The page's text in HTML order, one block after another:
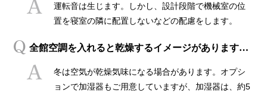
運転音は生じます。しかし、設計段階で機械室の位
置を寝室の隣に配置しないなどの配慮をします。
全館空調を入れると乾燥するイメージがあります…
冬は空気が乾燥気味になる場合があります。オプシ
ョンで加湿器もご用意していますが、加湿器は、約5